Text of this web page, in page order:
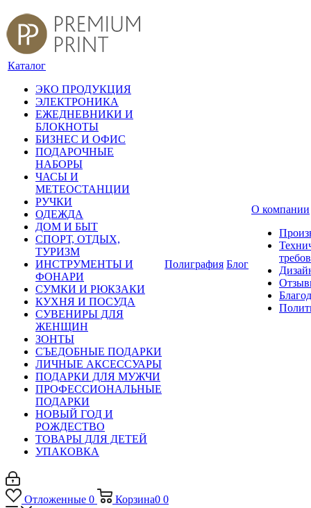
Каталог
ЭКО ПРОДУКЦИЯ
ЭЛЕКТРОНИКА
ЕЖЕДНЕВНИКИ И
БЛОКНОТЫ
БИЗНЕС И ОФИС
ПОДАРОЧНЫЕ
НАБОРЫ
ЧАСЫ И
МЕТЕОСТАНЦИИ
РУЧКИ
ОДЕЖДА
ДОМ И БЫТ
СПОРТ, ОТДЫХ,
ТУРИЗМ
ИНСТРУМЕНТЫ И
ФОНАРИ
СУМКИ И РЮКЗАКИ
КУХНЯ И ПОСУДА
СУВЕНИРЫ ДЛЯ
ЖЕНЩИН
ЗОНТЫ
СЪЕДОБНЫЕ ПОДАРКИ
ЛИЧНЫЕ АКСЕССУАРЫ
ПОДАРКИ ДЛЯ МУЖЧИ
ПРОФЕССИОНАЛЬНЫЕ
ПОДАРКИ
НОВЫЙ ГОД И
РОЖДЕСТВО
ТОВАРЫ ДЛЯ ДЕТЕЙ
УПАКОВКА
Полиграфия Блог
О компании
Отложенные 0 Корзина0 0